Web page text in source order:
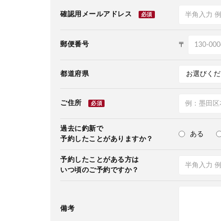
確認用メールアドレス 必須
郵便番号 〒
都道府県
ご住所 必須
過去に釣新で
予約したことがありますか？
ある
予約したことがある方は
いつ頃のご予約ですか？
備考